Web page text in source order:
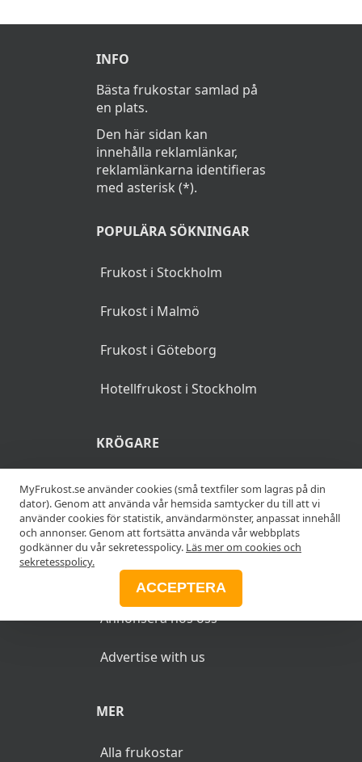
INFO
Bästa frukostar samlad på
en plats.
Den här sidan kan
innehålla reklamlänkar,
reklamlänkarna identifieras
med asterisk (*).
POPULÄRA SÖKNINGAR
Frukost i Stockholm
Frukost i Malmö
Frukost i Göteborg
Hotellfrukost i Stockholm
KRÖGARE
Anslut din restaurang
Add your restaurant
ANNONSERA
Annonsera hos oss
Advertise with us
MER
Alla frukostar
MyFrukost.se använder cookies (små textfiler som lagras på din
dator). Genom att använda vår hemsida samtycker du till att vi
använder cookies för statistik, användarmönster, anpassat innehåll
och annonser. Genom att fortsätta använda vår webbplats
godkänner du vår sekretesspolicy. Läs mer om cookies och
sekretesspolicy.
ACCEPTERA